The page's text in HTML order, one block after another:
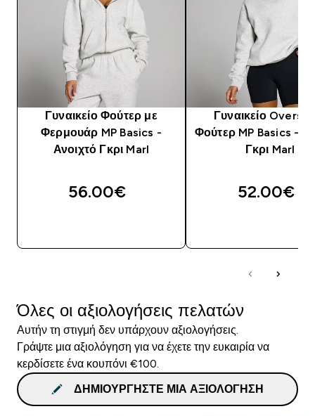
Γυναικείο Φούτερ με
Φερμουάρ MP Basics -
Ανοιχτό Γκρι Marl
56.00€‎
Γυναικείο
Φούτερ MP Basics -
Γκρι Marl
52.00€‎
Όλες οι αξιολογήσεις πελατών
Αυτήν τη στιγμή δεν υπάρχουν αξιολογήσεις.
Γράψτε μια αξιολόγηση για να έχετε την ευκαιρία να
κερδίσετε ένα κουπόνι €100.
ΔΗΜΙΟΥΡΓΉΣΤΕ ΜΙΑ ΑΞΙΟΛΌΓΗΣΗ